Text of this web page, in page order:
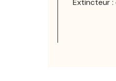
Extincteur :